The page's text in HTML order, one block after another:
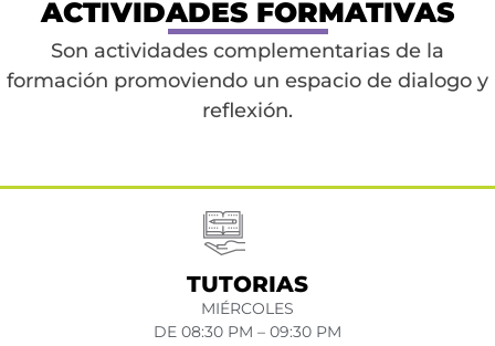
ACTIVIDADES FORMATIVAS
Son actividades complementarias de la
formación promoviendo un espacio de dialogo y
reflexión.
TUTORIAS
MIÉRCOLES
DE 08:30 PM – 09:30 PM